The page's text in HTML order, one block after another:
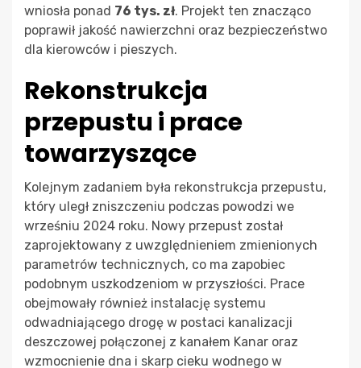
wniosła ponad 76 tys. zł. Projekt ten znacząco
poprawił jakość nawierzchni oraz bezpieczeństwo
dla kierowców i pieszych.
Rekonstrukcja
przepustu i prace
towarzyszące
Kolejnym zadaniem była rekonstrukcja przepustu,
który uległ zniszczeniu podczas powodzi we
wrześniu 2024 roku. Nowy przepust został
zaprojektowany z uwzględnieniem zmienionych
parametrów technicznych, co ma zapobiec
podobnym uszkodzeniom w przyszłości. Prace
obejmowały również instalację systemu
odwadniającego drogę w postaci kanalizacji
deszczowej połączonej z kanałem Kanar oraz
wzmocnienie dna i skarp cieku wodnego w